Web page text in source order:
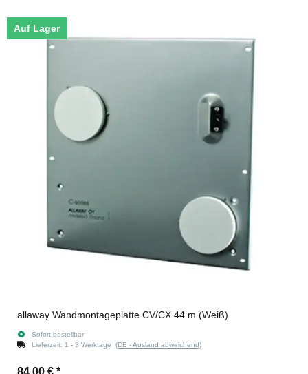
Auf Lager
allaway Wandmontageplatte CV/CX 44 m (Weiß)
Sofort bestellbar
Lieferzeit: 1 - 3 Werktage (DE - Ausland abweichend)
84,00 € *